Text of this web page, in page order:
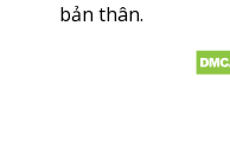
bản thân.